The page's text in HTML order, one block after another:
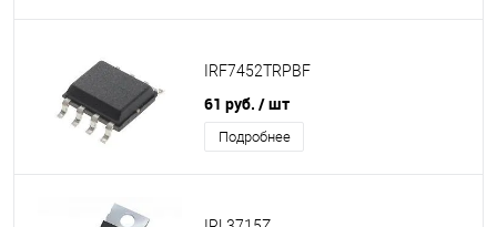
IRF7452TRPBF
61 руб. / шт
Подробнее